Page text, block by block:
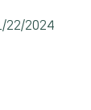
22/2024